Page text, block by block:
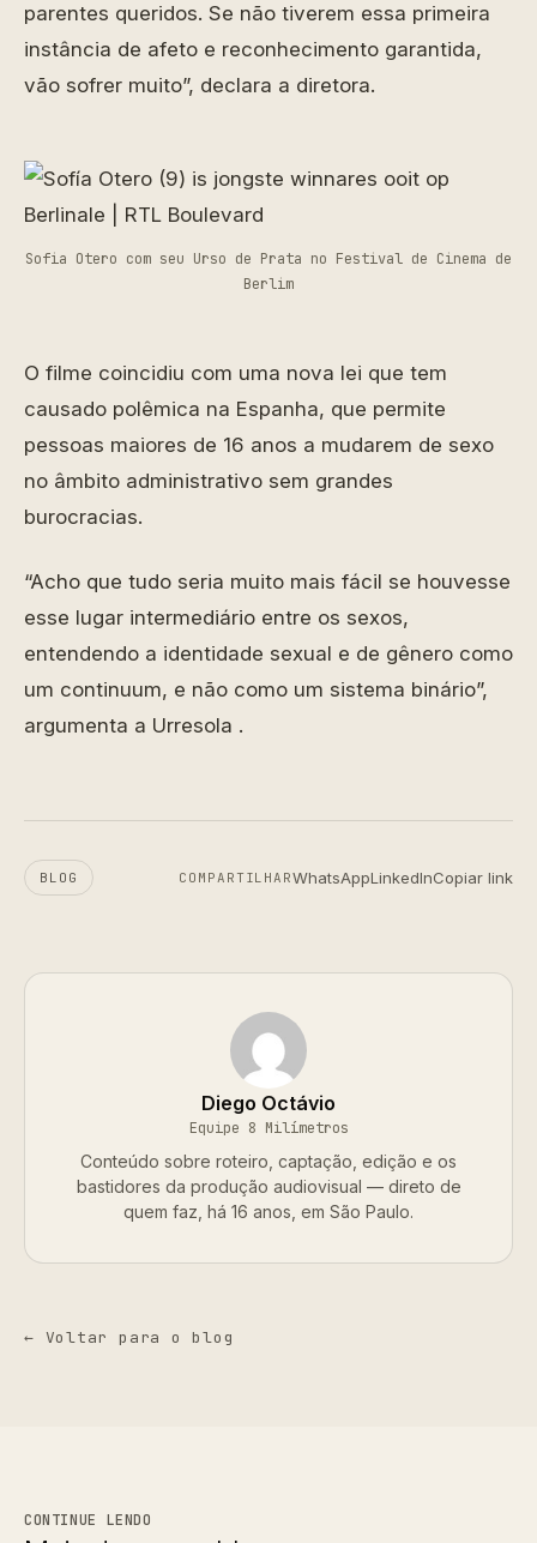
parentes queridos. Se não tiverem essa primeira
instância de afeto e reconhecimento garantida,
vão sofrer muito”, declara a diretora.
Sofia Otero com seu Urso de Prata no Festival de Cinema de
Berlim
O filme coincidiu com uma nova lei que tem
causado polêmica na Espanha, que permite
pessoas maiores de 16 anos a mudarem de sexo
no âmbito administrativo sem grandes
burocracias.
“Acho que tudo seria muito mais fácil se houvesse
esse lugar intermediário entre os sexos,
entendendo a identidade sexual e de gênero como
um continuum, e não como um sistema binário”,
argumenta a Urresola .
BLOG COMPARTILHARWhatsAppLinkedInCopiar link
Diego Octávio
Equipe 8 Milímetros
Conteúdo sobre roteiro, captação, edição e os
bastidores da produção audiovisual — direto de
quem faz, há 16 anos, em São Paulo.
← Voltar para o blog
CONTINUE LENDO